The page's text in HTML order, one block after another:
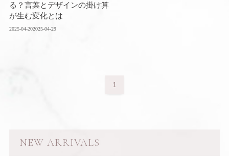
る？言葉とデザインの掛け算
が生む変化とは
2025-04-202025-04-29
1
NEW ARRIVALS